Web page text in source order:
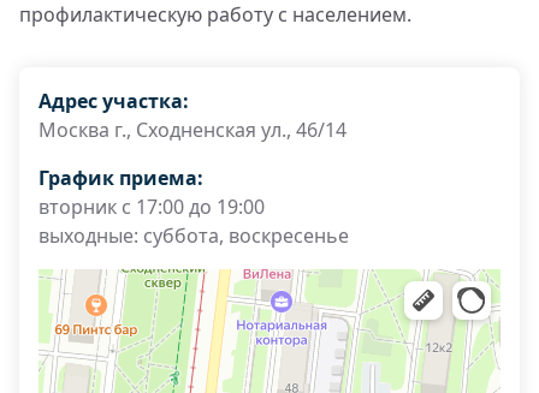
профилактическую работу с населением.
Адрес участка:
Москва г., Сходненская ул., 46/14
График приема:
вторник с 17:00 до 19:00
выходные: суббота, воскресенье